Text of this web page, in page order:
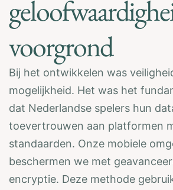
voorgrond
Bij het ontwikkelen was
mogelijkheid. Het was het
dat Nederlandse spelers hun
toevertrouwen aan platformen
standaarden. Onze mobiele
beschermen we met
encryptie. Deze methode